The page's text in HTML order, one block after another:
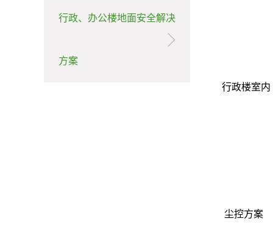
行政、办公楼地面安全解决
方案
行政楼室内
尘控方案